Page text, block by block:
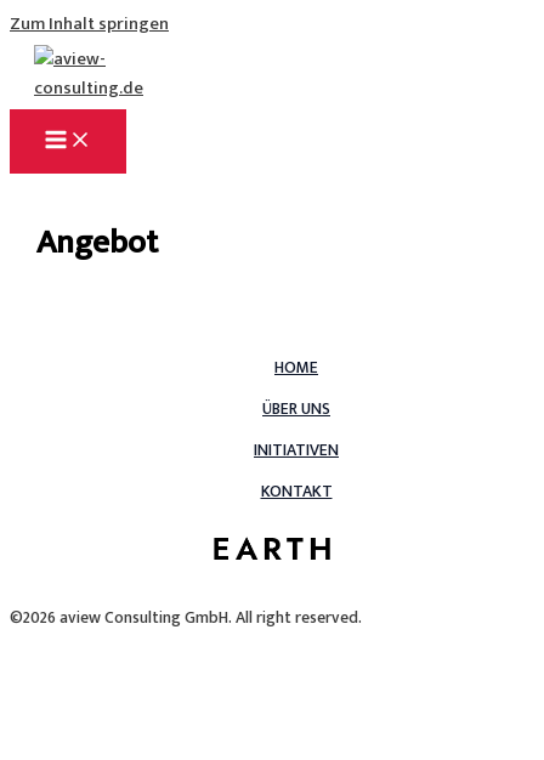
Zum Inhalt springen
Angebot
HOME
ÜBER UNS
INITIATIVEN
KONTAKT
©2026 aview Consulting GmbH. All right reserved.